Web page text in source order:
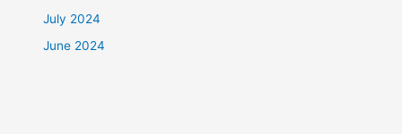
July 2024
June 2024